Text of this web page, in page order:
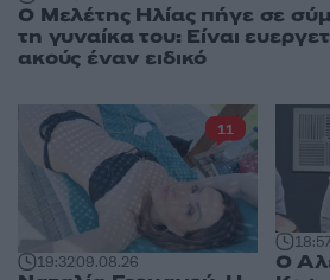
Ο Μελέτης Ηλίας πήγε σε
τη γυναίκα του: Είναι
ακούς έναν ειδικό
19:3209.08.26
11
18:57
Ο